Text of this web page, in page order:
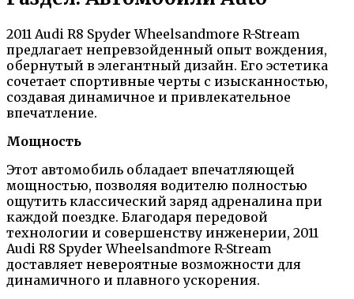
2011 Audi R8 Spyder Wheelsandmore R-Stream
предлагает непревзойденный опыт вождения,
обернутый в элегантный дизайн. Его эстетика
сочетает спортивные черты с изысканностью,
создавая динамичное и привлекательное
впечатление.
Мощность
Этот автомобиль обладает впечатляющей
мощностью, позволяя водителю полностью
ощутить классический заряд адреналина при
каждой поездке. Благодаря передовой
технологии и совершенству инженерии, 2011
Audi R8 Spyder Wheelsandmore R-Stream
доставляет невероятные возможности для
динамичного и плавного ускорения.